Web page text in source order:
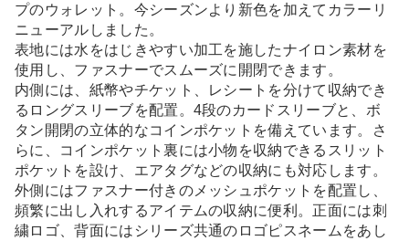
プのウォレット。今シーズンより新色を加えてカラーリ
ニューアルしました。
表地には水をはじきやすい加工を施したナイロン素材を
使用し、ファスナーでスムーズに開閉できます。
内側には、紙幣やチケット、レシートを分けて収納でき
るロングスリーブを配置。4段のカードスリーブと、ボ
タン開閉の立体的なコインポケットを備えています。さ
らに、コインポケット裏には小物を収納できるスリット
ポケットを設け、エアタグなどの収納にも対応します。
外側にはファスナー付きのメッシュポケットを配置し、
頻繁に出し入れするアイテムの収納に便利。正面には刺
繍ロゴ、背面にはシリーズ共通のロゴピスネームをあし